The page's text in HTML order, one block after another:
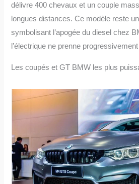
délivre 400 chevaux et un couple
longues distances. Ce modèle reste
symbolisant l’apogée du diesel chez
l’électrique ne prenne
Les coupés et GT BMW les plus